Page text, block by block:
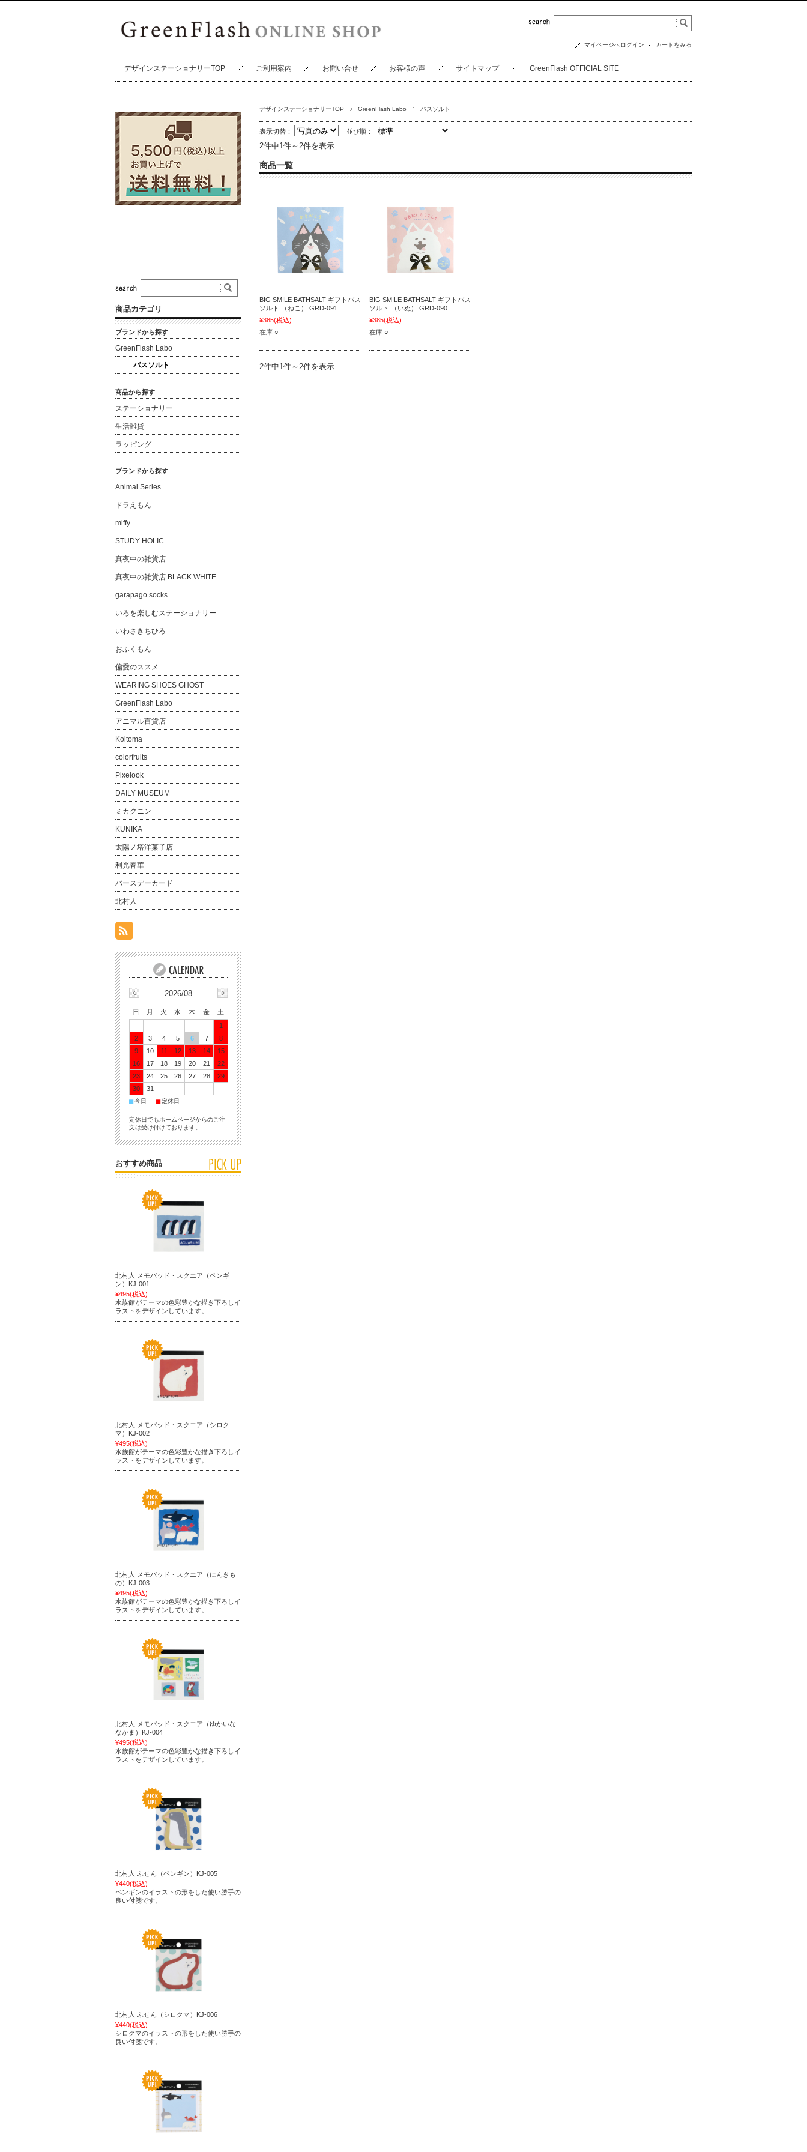
マイページへログイン カートをみる
デザインステーショナリーTOP ご利用案内 お問い合せ お客様の声 サイトマップ GreenFlash OFFICIAL SITE
デザインステーショナリーTOP GreenFlash Labo バスソルト
表示切替： 並び順：
2件中1件～2件を表示
商品一覧
BIG SMILE BATHSALT ギフトバス
ソルト （ねこ） GRD-091
¥385(税込)
在庫 ○
BIG SMILE BATHSALT ギフトバス
ソルト （いぬ） GRD-090
¥385(税込)
在庫 ○
2件中1件～2件を表示
商品カテゴリ
ブランドから探す
GreenFlash Labo
バスソルト
商品から探す
ステーショナリー
生活雑貨
ラッピング
ブランドから探す
Animal Series
ドラえもん
miffy
STUDY HOLIC
真夜中の雑貨店
真夜中の雑貨店 BLACK WHITE
garapago socks
いろを楽しむステーショナリー
いわさきちひろ
おふくもん
偏愛のススメ
WEARING SHOES GHOST
GreenFlash Labo
アニマル百貨店
Koitoma
colorfruits
Pixelook
DAILY MUSEUM
ミカクニン
KUNIKA
太陽ノ塔洋菓子店
利光春華
バースデーカード
北村人
2026/08
日 月 火 水 木 金
土
1
2
3 4 5 6 7
8
9
10 11 12 13 14
15
16
17 18 19 20 21
22
23
24 25 26 27 28
29
30
31
■今日 ■定休日
定休日でもホームページからのご注
文は受け付けております。
おすすめ商品
北村人 メモパッド・スクエア（ペンギ
ン）KJ-001
¥495(税込)
水族館がテーマの色彩豊かな描き下ろしイ
ラストをデザインしています。
北村人 メモパッド・スクエア（シロク
マ）KJ-002
¥495(税込)
水族館がテーマの色彩豊かな描き下ろしイ
ラストをデザインしています。
北村人 メモパッド・スクエア（にんきも
の）KJ-003
¥495(税込)
水族館がテーマの色彩豊かな描き下ろしイ
ラストをデザインしています。
北村人 メモパッド・スクエア（ゆかいな
なかま）KJ-004
¥495(税込)
水族館がテーマの色彩豊かな描き下ろしイ
ラストをデザインしています。
北村人 ふせん（ペンギン）KJ-005
¥440(税込)
ペンギンのイラストの形をした使い勝手の
良い付箋です。
北村人 ふせん（シロクマ）KJ-006
¥440(税込)
シロクマのイラストの形をした使い勝手の
良い付箋です。